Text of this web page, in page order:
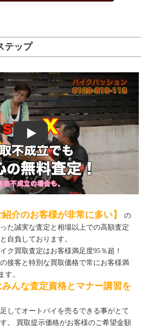
テップ
Play
介のお客様が非常に多い】
た誠実な査定と相場以上での高額査定
自負しております。
ク買取査定はお客様満足度95％超！
接客と特別な買取価格で常にお客様満
す。
みんな査定資格とマナー講習を
してオートバイを売るできる事がとて
望金額